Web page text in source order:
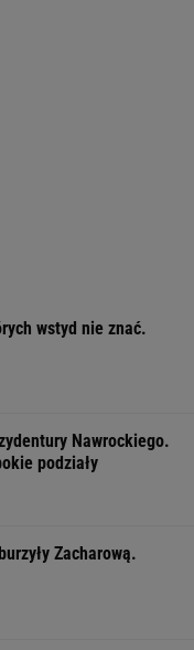
wstyd nie znać.
Nawrockiego.
podziały
Zacharową.